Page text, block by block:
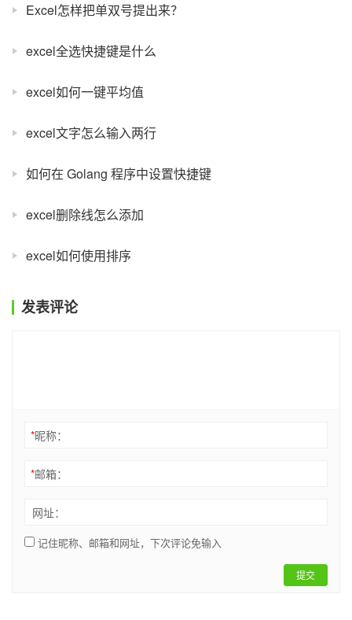
Excel怎样把单双号提出来？
excel全选快捷键是什么
excel如何一键平均值
excel文字怎么输入两行
如何在 Golang 程序中设置快捷键
excel删除线怎么添加
excel如何使用排序
发表评论
*昵称：
*邮箱：
网址：
记住昵称、邮箱和网址，下次评论免输入
提交